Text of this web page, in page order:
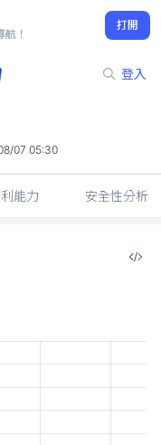
！
打開
登入
07 05:30
能力 安全性分析